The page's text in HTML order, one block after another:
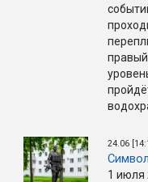
24.06
1 июля